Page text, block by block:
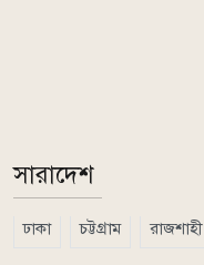
সারাদেশ
ঢাকা চট্টগ্রাম রাজশাহী